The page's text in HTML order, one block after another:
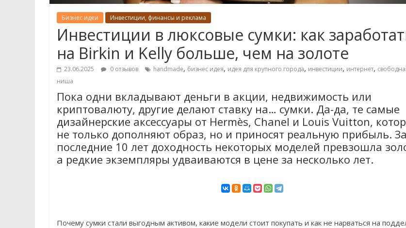
Бизнес идеи Инвестиции, финансы и реклама
Инвестиции в люксовые сумки: как
на Birkin и Kelly больше, чем на золоте
23.06.2025 0 отзывов handmade, бизнес идея, идея для крупного города, инвестиции, интернет,
ниша
Пока одни вкладывают деньги в акции, недвижимость или
криптовалюту, другие делают ставку на… сумки. Да-да, те самые
дизайнерские аксессуары от Hermès, Chanel и Louis Vuitton,
не только дополняют образ, но и приносят реальную прибыль. За
последние 10 лет доходность некоторых моделей превзошла
а редкие экземпляры удваиваются в цене за несколько лет.
Почему сумки стали выгодным активом, какие модели стоит покупать и как не нарваться на